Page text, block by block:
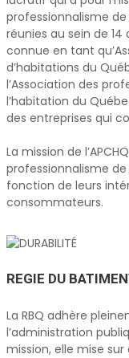
professionnalisme
réunies au sein de
connue en tant
d’habitations du
l’Association des
l’habitation du
des entreprises qui
La mission de
professionnalisme
fonction de leurs
consommateurs.
REGIE DU
La RBQ adhère
l’administration
mission, elle mise sur